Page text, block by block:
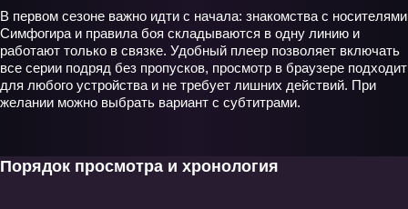
В первом сезоне важно идти с начала: знакомства с носителями
Симфогира и правила боя складываются в одну линию и
работают только в связке. Удобный плеер позволяет включать
все серии подряд без пропусков, просмотр в браузере подходит
для любого устройства и не требует лишних действий. При
желании можно выбрать вариант с субтитрами.
Порядок просмотра и хронология